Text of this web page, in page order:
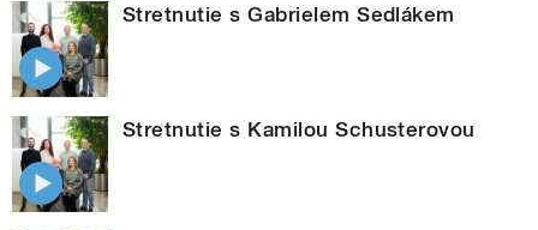
Stretnutie s Gabrielem Sedlákem
Stretnutie s Kamilou Schusterovou